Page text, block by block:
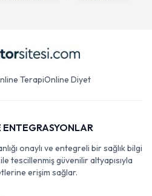
TerapiOnline Diyet
ENTEGRASYONLAR
onaylı ve entegreli bir sağlık bilgi
tescillenmiş güvenilir altyapısıyla
erişim sağlar.